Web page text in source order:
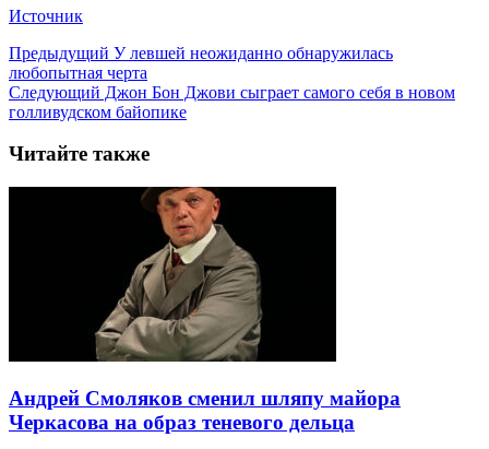
Источник
Предыдущий У левшей неожиданно обнаружилась
любопытная черта
Следующий Джон Бон Джови сыграет самого себя в новом
голливудском байопике
Читайте также
Андрей Смоляков сменил шляпу майора
Черкасова на образ теневого дельца